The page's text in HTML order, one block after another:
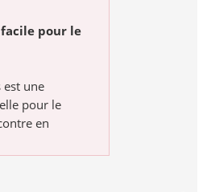
pour le
est une
pour le
en